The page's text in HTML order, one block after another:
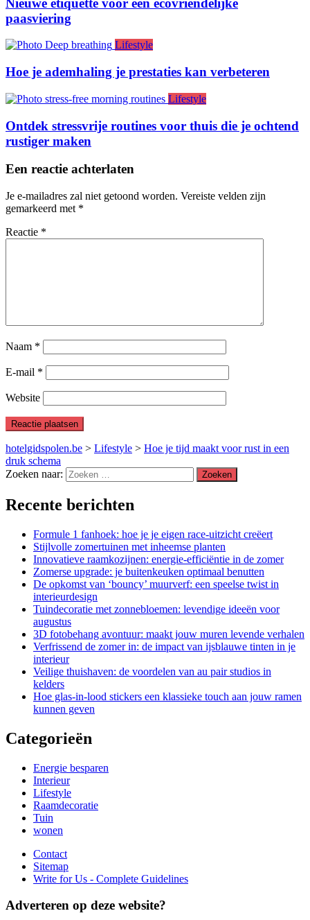
paasviering
Lifestyle
Hoe je ademhaling je prestaties kan verbeteren
Lifestyle
Ontdek stressvrije routines voor thuis die je ochtend
rustiger maken
Een reactie achterlaten
Je e-mailadres zal niet getoond worden. Vereiste velden zijn
gemarkeerd met *
Reactie *
Naam *
E-mail *
Website
hotelgidspolen.be > Lifestyle > Hoe je tijd maakt voor rust in een
druk schema
Zoeken naar:
Recente berichten
Formule 1 fanhoek: hoe je je eigen race-uitzicht creëert
Stijlvolle zomertuinen met inheemse planten
Innovatieve raamkozijnen: energie-efficiëntie in de zomer
Zomerse upgrade: je buitenkeuken optimaal benutten
De opkomst van ‘bouncy’ muurverf: een speelse twist in
interieurdesign
Tuindecoratie met zonnebloemen: levendige ideeën voor
augustus
3D fotobehang avontuur: maakt jouw muren levende verhalen
Verfrissend de zomer in: de impact van ijsblauwe tinten in je
interieur
Veilige thuishaven: de voordelen van au pair studios in
kelders
Hoe glas-in-lood stickers een klassieke touch aan jouw ramen
kunnen geven
Categorieën
Energie besparen
Interieur
Lifestyle
Raamdecoratie
Tuin
wonen
Contact
Sitemap
Write for Us - Complete Guidelines
Adverteren op deze website?